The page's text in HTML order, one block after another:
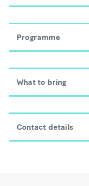
Programme
What to bring
Contact details